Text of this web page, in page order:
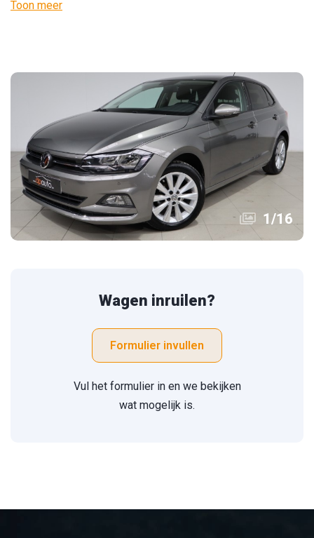
Toon meer
1/16
Wagen inruilen?
Formulier invullen
Vul het formulier in en we bekijken
wat mogelijk is.